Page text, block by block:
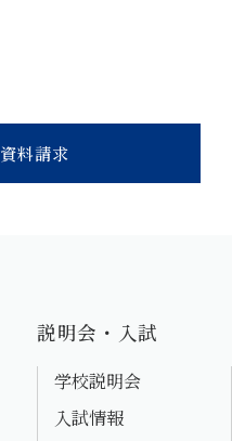
資料請求
説明会・入試
学校説明会
入試情報